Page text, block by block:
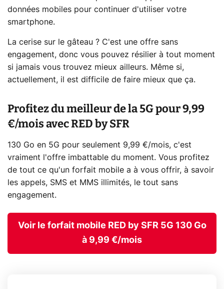
données mobiles pour continuer d'utiliser votre
smartphone.
La cerise sur le gâteau ? C'est une offre sans
engagement, donc vous pouvez résilier à tout moment
si jamais vous trouvez mieux ailleurs. Même si,
actuellement, il est difficile de faire mieux que ça.
Profitez du meilleur de la 5G pour 9,99
€/mois avec RED by SFR
130 Go en 5G pour seulement 9,99 €/mois, c'est
vraiment l'offre imbattable du moment. Vous profitez
de tout ce qu'un forfait mobile a à vous offrir, à savoir
les appels, SMS et MMS illimités, le tout sans
engagement.
Voir le forfait mobile RED by SFR 5G 130 Go
à 9,99 €/mois